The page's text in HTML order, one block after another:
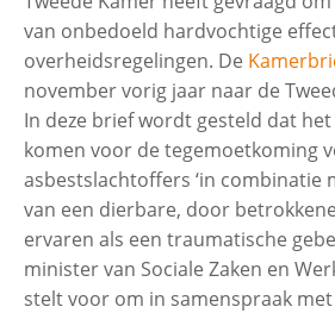
van onbedoeld hardvochtige
overheidsregelingen. De
november vorig jaar naar de
In deze brief wordt gesteld dat
komen voor de tegemoetkoming
asbestslachtoffers ‘in combinatie
van een dierbare, door
ervaren als een traumatische
minister van Sociale Zaken en
stelt voor om in samenspraak met